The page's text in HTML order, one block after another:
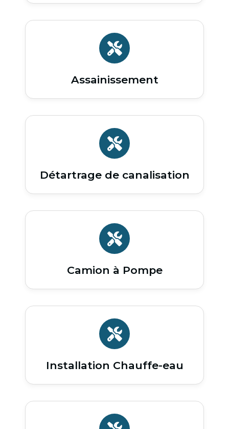
Assainissement
Détartrage de canalisation
Camion à Pompe
Installation Chauffe-eau